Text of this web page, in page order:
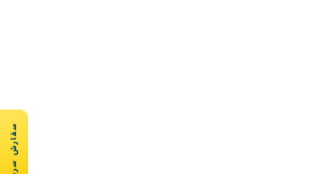
سفارش سریع